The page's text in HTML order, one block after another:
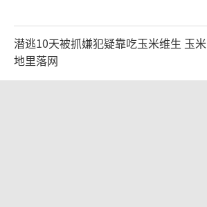
潜逃10天被抓嫌犯疑靠吃玉米维生 玉米
地里落网
2026-08-08 22:21:10